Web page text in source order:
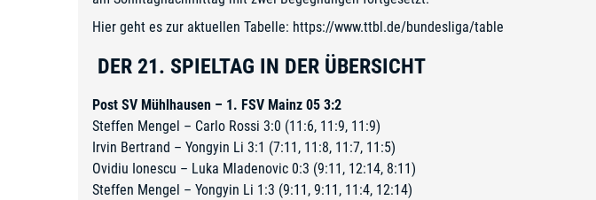
Hier geht es zur aktuellen Tabelle: https://www.ttbl.de/bundesliga/table
DER 21. SPIELTAG IN DER ÜBERSICHT
Post SV Mühlhausen – 1. FSV Mainz 05 3:2
Steffen Mengel – Carlo Rossi 3:0 (11:6, 11:9, 11:9)
Irvin Bertrand – Yongyin Li 3:1 (7:11, 11:8, 11:7, 11:5)
Ovidiu Ionescu – Luka Mladenovic 0:3 (9:11, 12:14, 8:11)
Steffen Mengel – Yongyin Li 1:3 (9:11, 9:11, 11:4, 12:14)